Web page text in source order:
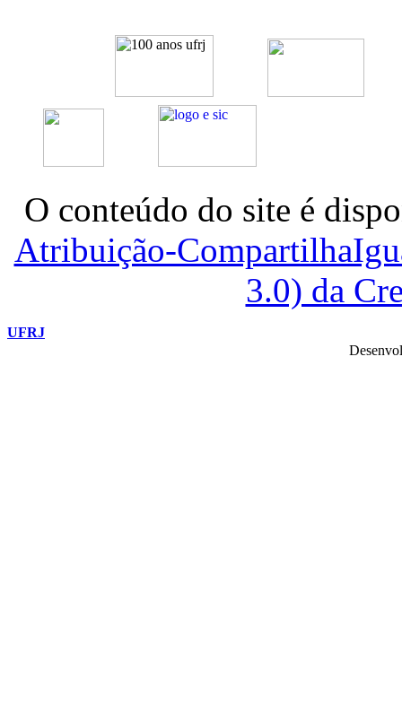
O conteúdo do site é
Atribuição-
3.0) da
UFRJ